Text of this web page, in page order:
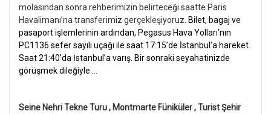
molasından sonra rehberimizin belirteceği saatte Paris
Havalimanı’na transferimiz gerçekleşiyoruz. Bilet, bagaj ve
pasaport işlemlerinin ardından, Pegasus Hava Yolları’nın
PC1136 sefer sayılı uçağı ile saat 17:15’de İstanbul’a hareket.
Saat 21:40’da İstanbul’a varış. Bir sonraki seyahatinizde
görüşmek dileğiyle …
Seine Nehri Tekne Turu , Montmarte Füniküler , Turist Şehir